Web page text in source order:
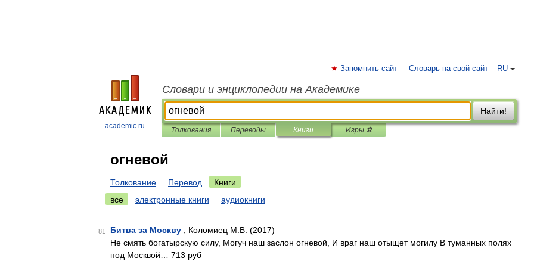
academic.ru
RU
Запомнить сайт Словарь на свой сайт
Словари и энциклопедии на Академике
Найти!
Толкования Переводы Книги Игры ⚽
огневой
Толкование Перевод
Книги
все
электронные книги аудиокниги
81 Битва за Москву , Коломиец М.В. (2017)
Не смять богатырскую силу, Могуч наш заслон огневой, И враг наш отыщет могилу В туманных полях
под Москвой… 713 руб